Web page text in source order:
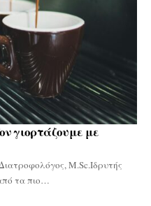
γιορτάζουμε με
M.Sc.Ιδρυτής
τα πιο…